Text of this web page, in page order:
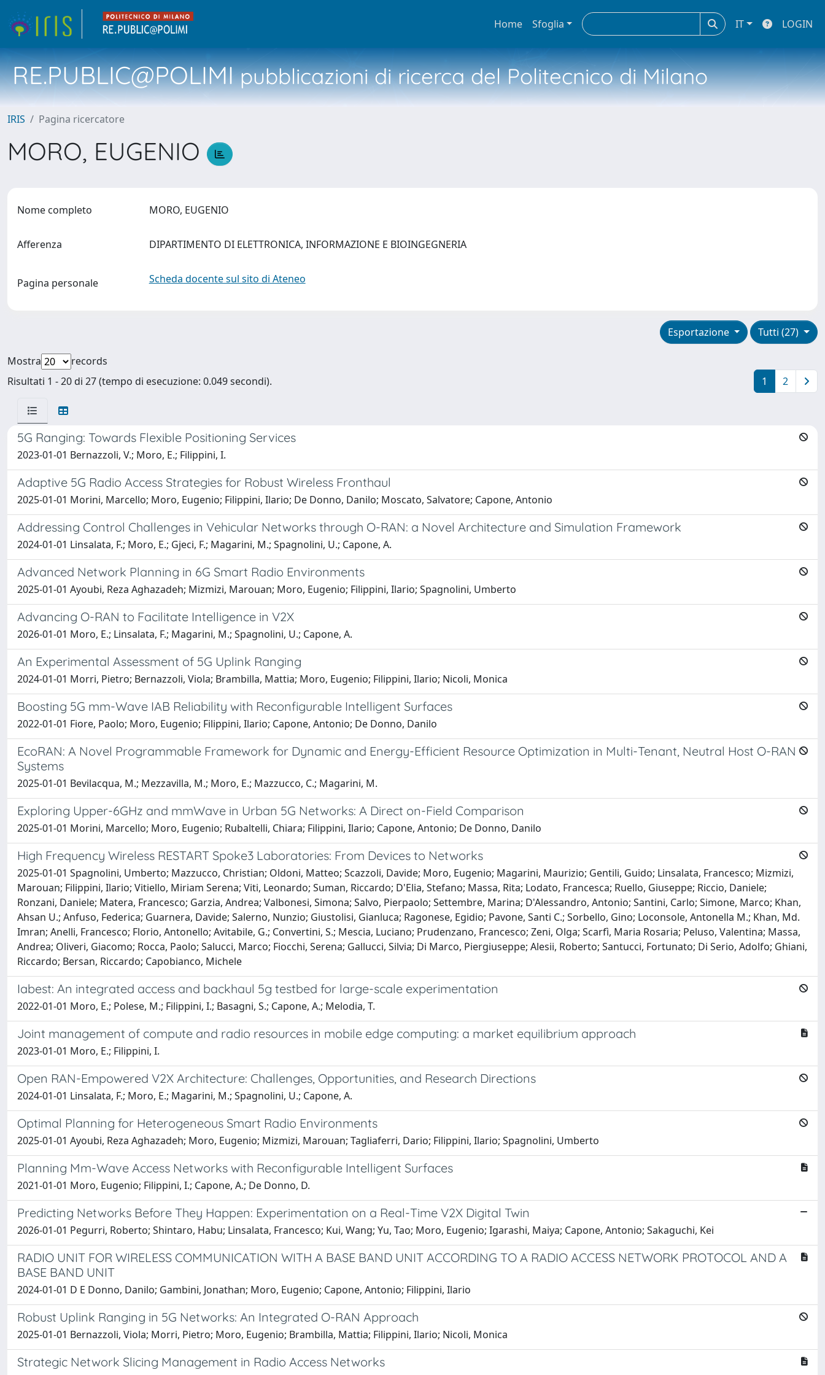
Home Sfoglia IT LOGIN
RE.PUBLIC@POLIMIpubblicazioni di ricerca del Politecnico di Milano
IRIS Pagina ricercatore
MORO, EUGENIO
Nome completo MORO, EUGENIO
Afferenza DIPARTIMENTO DI ELETTRONICA, INFORMAZIONE E BIOINGEGNERIA
Pagina personale Scheda docente sul sito di Ateneo
Tutti (27)
Esportazione
Mostra
records
Risultati 1 - 20 di 27 (tempo di esecuzione: 0.049 secondi).
1 2
5G Ranging: Towards Flexible Positioning Services
2023-01-01 Bernazzoli, V.; Moro, E.; Filippini, I.
Adaptive 5G Radio Access Strategies for Robust Wireless Fronthaul
2025-01-01 Morini, Marcello; Moro, Eugenio; Filippini, Ilario; De Donno, Danilo; Moscato, Salvatore; Capone, Antonio
Addressing Control Challenges in Vehicular Networks through O-RAN: a Novel Architecture and Simulation Framework
2024-01-01 Linsalata, F.; Moro, E.; Gjeci, F.; Magarini, M.; Spagnolini, U.; Capone, A.
Advanced Network Planning in 6G Smart Radio Environments
2025-01-01 Ayoubi, Reza Aghazadeh; Mizmizi, Marouan; Moro, Eugenio; Filippini, Ilario; Spagnolini, Umberto
Advancing O-RAN to Facilitate Intelligence in V2X
2026-01-01 Moro, E.; Linsalata, F.; Magarini, M.; Spagnolini, U.; Capone, A.
An Experimental Assessment of 5G Uplink Ranging
2024-01-01 Morri, Pietro; Bernazzoli, Viola; Brambilla, Mattia; Moro, Eugenio; Filippini, Ilario; Nicoli, Monica
Boosting 5G mm-Wave IAB Reliability with Reconfigurable Intelligent Surfaces
2022-01-01 Fiore, Paolo; Moro, Eugenio; Filippini, Ilario; Capone, Antonio; De Donno, Danilo
EcoRAN: A Novel Programmable Framework for Dynamic and Energy-Efficient Resource Optimization in Multi-Tenant, Neutral Host O-RAN
Systems
2025-01-01 Bevilacqua, M.; Mezzavilla, M.; Moro, E.; Mazzucco, C.; Magarini, M.
Exploring Upper-6GHz and mmWave in Urban 5G Networks: A Direct on-Field Comparison
2025-01-01 Morini, Marcello; Moro, Eugenio; Rubaltelli, Chiara; Filippini, Ilario; Capone, Antonio; De Donno, Danilo
High Frequency Wireless RESTART Spoke3 Laboratories: From Devices to Networks
2025-01-01 Spagnolini, Umberto; Mazzucco, Christian; Oldoni, Matteo; Scazzoli, Davide; Moro, Eugenio; Magarini, Maurizio; Gentili, Guido; Linsalata, Francesco; Mizmizi,
Marouan; Filippini, Ilario; Vitiello, Miriam Serena; Viti, Leonardo; Suman, Riccardo; D'Elia, Stefano; Massa, Rita; Lodato, Francesca; Ruello, Giuseppe; Riccio, Daniele;
Ronzani, Daniele; Matera, Francesco; Garzia, Andrea; Valbonesi, Simona; Salvo, Pierpaolo; Settembre, Marina; D'Alessandro, Antonio; Santini, Carlo; Simone, Marco; Khan,
Ahsan U.; Anfuso, Federica; Guarnera, Davide; Salerno, Nunzio; Giustolisi, Gianluca; Ragonese, Egidio; Pavone, Santi C.; Sorbello, Gino; Loconsole, Antonella M.; Khan, Md.
Imran; Anelli, Francesco; Florio, Antonello; Avitabile, G.; Convertini, S.; Mescia, Luciano; Prudenzano, Francesco; Zeni, Olga; Scarfì, Maria Rosaria; Peluso, Valentina; Massa,
Andrea; Oliveri, Giacomo; Rocca, Paolo; Salucci, Marco; Fiocchi, Serena; Gallucci, Silvia; Di Marco, Piergiuseppe; Alesii, Roberto; Santucci, Fortunato; Di Serio, Adolfo; Ghiani,
Riccardo; Bersan, Riccardo; Capobianco, Michele
Iabest: An integrated access and backhaul 5g testbed for large-scale experimentation
2022-01-01 Moro, E.; Polese, M.; Filippini, I.; Basagni, S.; Capone, A.; Melodia, T.
Joint management of compute and radio resources in mobile edge computing: a market equilibrium approach
2023-01-01 Moro, E.; Filippini, I.
Open RAN-Empowered V2X Architecture: Challenges, Opportunities, and Research Directions
2024-01-01 Linsalata, F.; Moro, E.; Magarini, M.; Spagnolini, U.; Capone, A.
Optimal Planning for Heterogeneous Smart Radio Environments
2025-01-01 Ayoubi, Reza Aghazadeh; Moro, Eugenio; Mizmizi, Marouan; Tagliaferri, Dario; Filippini, Ilario; Spagnolini, Umberto
Planning Mm-Wave Access Networks with Reconfigurable Intelligent Surfaces
2021-01-01 Moro, Eugenio; Filippini, I.; Capone, A.; De Donno, D.
Predicting Networks Before They Happen: Experimentation on a Real-Time V2X Digital Twin
2026-01-01 Pegurri, Roberto; Shintaro, Habu; Linsalata, Francesco; Kui, Wang; Yu, Tao; Moro, Eugenio; Igarashi, Maiya; Capone, Antonio; Sakaguchi, Kei
RADIO UNIT FOR WIRELESS COMMUNICATION WITH A BASE BAND UNIT ACCORDING TO A RADIO ACCESS NETWORK PROTOCOL AND A
BASE BAND UNIT
2024-01-01 D E Donno, Danilo; Gambini, Jonathan; Moro, Eugenio; Capone, Antonio; Filippini, Ilario
Robust Uplink Ranging in 5G Networks: An Integrated O-RAN Approach
2025-01-01 Bernazzoli, Viola; Morri, Pietro; Moro, Eugenio; Brambilla, Mattia; Filippini, Ilario; Nicoli, Monica
Strategic Network Slicing Management in Radio Access Networks